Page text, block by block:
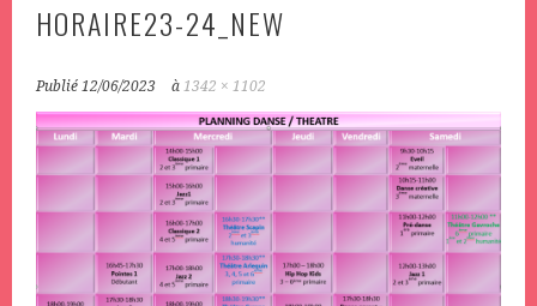
HORAIRE23-24_NEW
Publié12/06/2023 à1342 × 1102